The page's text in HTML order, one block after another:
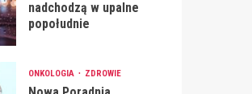
nadchodzą w upalne
popołudnie
ONKOLOGIA ZDROWIE